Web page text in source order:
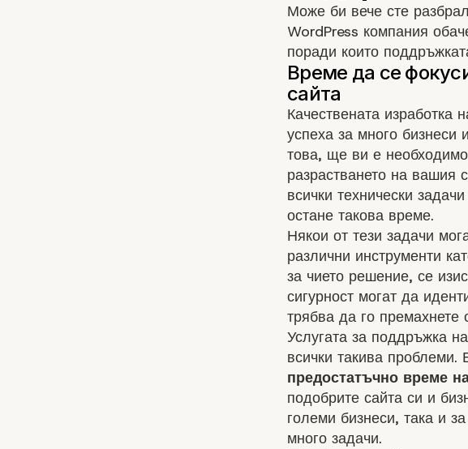
Може би вече сте
WordPress компания
поради които
Качествената изработка
успеха за много
това, ще ви е
разрастването на вашия
всички технически
остане такова време.
Някои от тези задачи
различни инструменти
за чието решение, се
сигурност могат да
трябва да го премахнете
Услугата за поддръжка
всички такива
предостатъчно време
подобрите сайта си и
големи бизнеси, така и
много задачи.